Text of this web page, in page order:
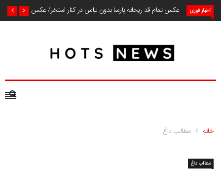
اخبار فوری عکس تمام قد ریحانه پارسا بدون لباس در کنار استخر/ عکس
خانه مطالب داغ
مطالب داغ